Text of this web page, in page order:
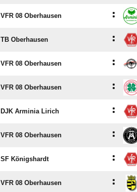
VFR 08 Oberhausen :
TB Oberhausen :
VFR 08 Oberhausen :
VFR 08 Oberhausen :
DJK Arminia Lirich :
VFR 08 Oberhausen :
SF Königshardt :
VFR 08 Oberhausen :